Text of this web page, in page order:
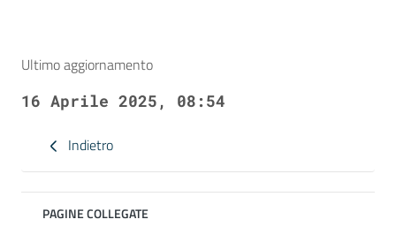
Indietro
PAGINE COLLEGATE
Ultimo aggiornamento
16 Aprile 2025, 08:54